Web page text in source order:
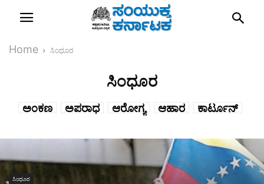
Home ಸಿಂಧೂರ
ಸಿಂಧೂರ
ಅಂಕಣ ಅಪರಾಧ ಆರೋಗ್ಯ ಆಹಾರ
ಕಾರ್ಟೂನ್
ನಮ್ಮ ಜಿಲ್ಲೆ
ಪದಬಂಧ ಪಾಡ್‌ಕಾಸ್ಟ್
ವಿಜ್ಞಾನ
ವೈವಿಧ್ಯ ಸಂಪದ
ಸಂದರ್ಶನ
ಸಂಪಾದಕೀಯ
ಸಂಸ್ಕೃತಿ ಸಂಪದ ಸಿಂಧೂರ
ಸಿನಿ ಮಿಲ್ಸ್
ಸಿಂಧೂರ